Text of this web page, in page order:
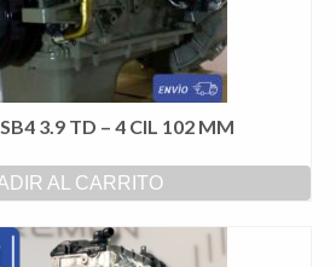
3.9 TD – 4 CIL 102 MM
AL CARRITO